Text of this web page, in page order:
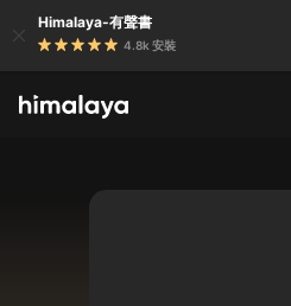
Himalaya-有聲書
4.8k 安裝